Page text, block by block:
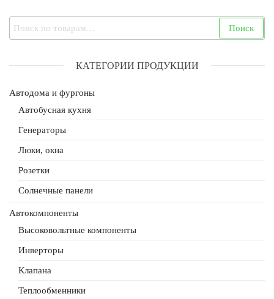
Искать: Поиск
КАТЕГОРИИ ПРОДУКЦИИ
Автодома и фургоны
Автобусная кухня
Генераторы
Люки, окна
Розетки
Солнечные панели
Автокомпоненты
Высоковольтные компоненты
Инверторы
Клапана
Теплообменники